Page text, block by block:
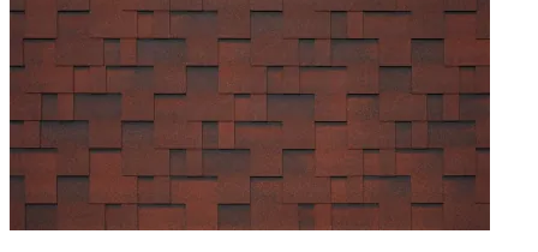
избранное сравнить